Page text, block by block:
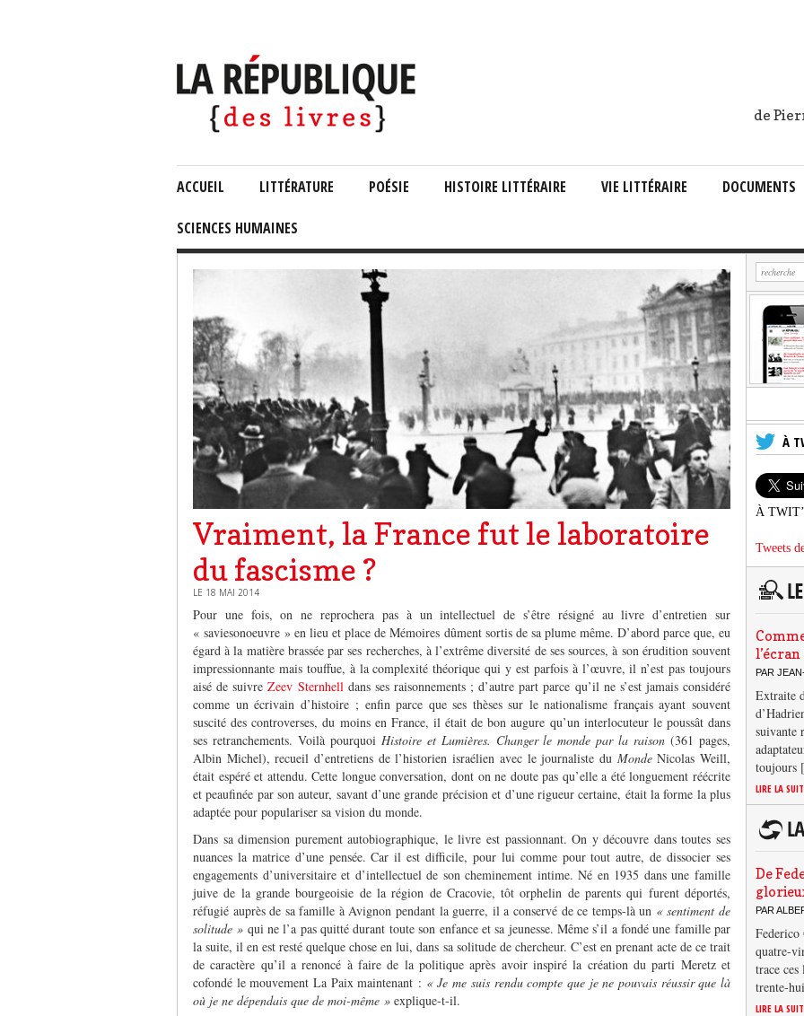
de
ACCUEIL LITTÉRATURE POÉSIE HISTOIRE LITTÉRAIRE VIE LITTÉRAIRE DOCUMENTS
SCIENCES HUMAINES
Vraiment, la France fut le laboratoire
du fascisme ?
LE 18 MAI 2014
Pour une fois, on ne reprochera pas à un intellectuel de s’être résigné au livre d’entretien sur
« saviesonoeuvre » en lieu et place de Mémoires dûment sortis de sa plume même. D’abord parce que, eu
égard à la matière brassée par ses recherches, à l’extrême diversité de ses sources, à son érudition souvent
impressionnante mais touffue, à la complexité théorique qui y est parfois à l’œuvre, il n’est pas toujours
aisé de suivreZeev Sternhelldans ses raisonnements ; d’autre part parce qu’il ne s’est jamais considéré
comme un écrivain d’histoire ; enfin parce que ses thèses sur le nationalisme français ayant souvent
suscité des controverses, du moins en France, il était de bon augure qu’un interlocuteur le poussât dans
ses retranchements. Voilà pourquoi Histoire et Lumières. Changer le monde par la raison (361 pages,
Albin Michel), recueil d’entretiens de l’historien israélien avec le journaliste duMondeNicolas Weill,
était espéré et attendu. Cette longue conversation, dont on ne doute pas qu’elle a été longuement réécrite
et peaufinée par son auteur, savant d’une grande précision et d’une rigueur certaine, était la forme la plus
adaptée pour populariser sa vision du monde.
Dans sa dimension purement autobiographique, le livre est passionnant. On y découvre dans toutes ses
nuances la matrice d’une pensée. Car il est difficile, pour lui comme pour tout autre, de dissocier ses
engagements d’universitaire et d’intellectuel de son cheminement intime. Né en 1935 dans une famille
juive de la grande bourgeoisie de la région de Cracovie, tôt orphelin de parents qui furent déportés,
réfugié auprès de sa famille à Avignon pendant la guerre, il a conservé de ce temps-là un « sentiment de
solitude » qui ne l’a pas quitté durant toute son enfance et sa jeunesse. Même s’il a fondé une famille par
la suite, il en est resté quelque chose en lui, dans sa solitude de chercheur. C’est en prenant acte de ce trait
de caractère qu’il a renoncé à faire de la politique après avoir inspiré la création du parti Meretz et
cofondé le mouvement La Paix maintenant : « Je me suis rendu compte que je ne pouvais réussir que là
où je ne dépendais que de moi-même » explique-t-il.
À
À
Tweets
l’écran
PAR
Extraite
suivante
LIRE LA
De
PAR
quatre-
trace
trente-
LIRE LA